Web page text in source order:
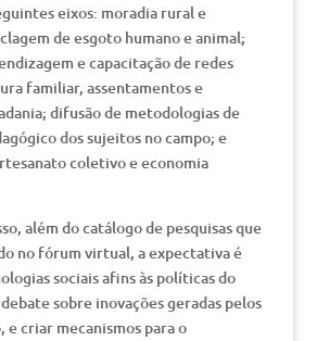
eixos: moradia rural e
de esgoto humano e animal;
e capacitação de redes
familiar, assentamentos e
difusão de metodologias de
dos sujeitos no campo; e
coletivo e economia
além do catálogo de pesquisas que
no fórum virtual, a expectativa é
sociais afins às políticas do
sobre inovações geradas pelos
e criar mecanismos para o